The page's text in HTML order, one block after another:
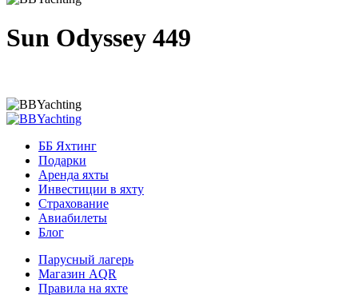
Sun Odyssey 449
ББ Яхтинг
Подарки
Аренда яхты
Инвестиции в яхту
Страхование
Авиабилеты
Блог
Парусный лагерь
Магазин AQR
Правила на яхте